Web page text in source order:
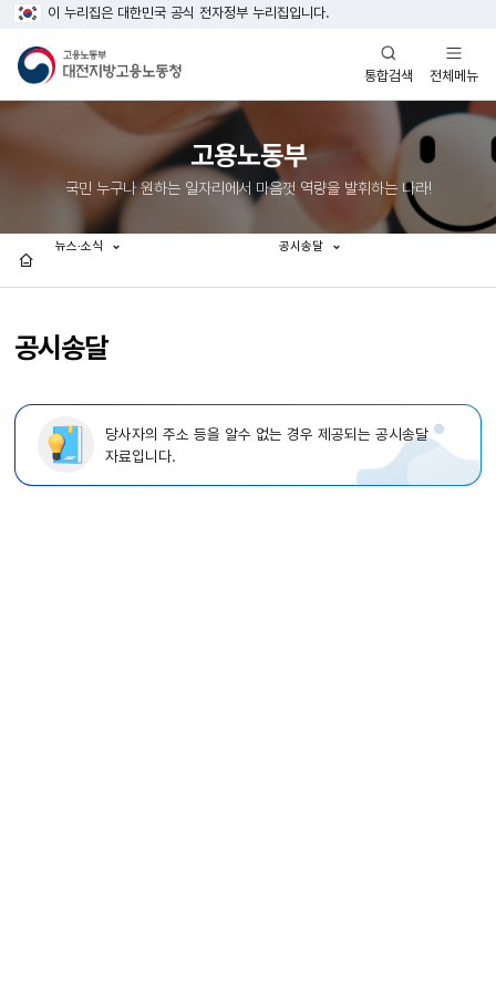
이 누리집은 대한민국 공식 전자정부 누리집입니다.
통합검색
열기
전체메뉴
열기
고용노동부
국민 누구나 원하는 일자리에서 마음껏 역량을 발휘하는 나라!
공시송달
뉴스·소식 공시송달
당사자의 주소 등을 알수 없는 경우 제공되는 공시송달
자료입니다.